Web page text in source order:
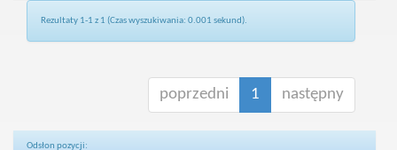
Rezultaty 1-1 z 1 (Czas wyszukiwania: 0.001 sekund).
poprzedni 1 następny
Odsłon pozycji: